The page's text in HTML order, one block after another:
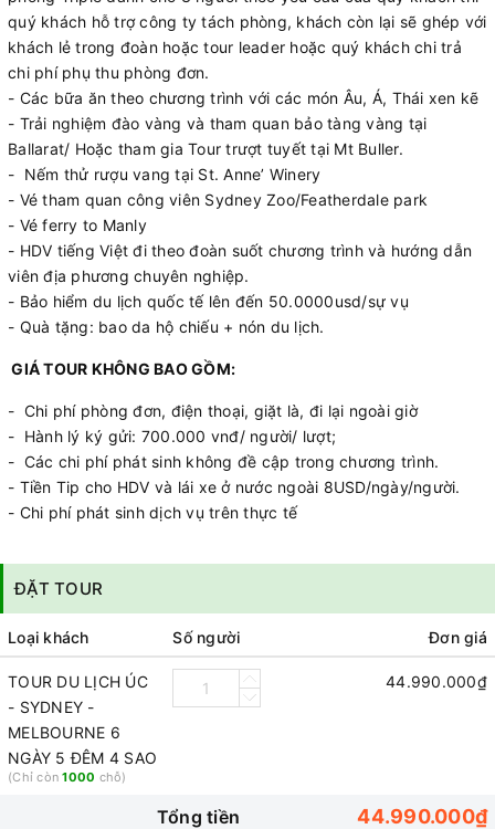
quý khách hỗ trợ công ty tách phòng, khách còn lại sẽ ghép với
khách lẻ trong đoàn hoặc tour leader hoặc quý khách chi trả
chi phí phụ thu phòng đơn.
- Các bữa ăn theo chương trình với các món Âu, Á, Thái xen kẽ
- Trải nghiệm đào vàng và tham quan bảo tàng vàng tại
Ballarat/ Hoặc tham gia Tour trượt tuyết tại Mt Buller.
- Nếm thử rượu vang tại St. Anne’ Winery
- Vé tham quan công viên Sydney Zoo/Featherdale park
- Vé ferry to Manly
- HDV tiếng Việt đi theo đoàn suốt chương trình và hướng dẫn
viên địa phương chuyên nghiệp.
- Bảo hiểm du lịch quốc tế lên đến 50.0000usd/sự vụ
- Quà tặng: bao da hộ chiếu + nón du lịch.
GIÁ TOUR KHÔNG BAO GỒM:
- Chi phí phòng đơn, điện thoại, giặt là, đi lại ngoài giờ
- Hành lý ký gửi: 700.000 vnđ/ người/ lượt;
- Các chi phí phát sinh không đề cập trong chương trình.
- Tiền Tip cho HDV và lái xe ở nước ngoài 8USD/ngày/người.
- Chi phí phát sinh dịch vụ trên thực tế
ĐẶT TOUR
Loại khách Số người Đơn giá
TOUR DU LỊCH ÚC
- SYDNEY -
MELBOURNE 6
NGÀY 5 ĐÊM 4 SAO
(Chỉ còn1000 chỗ)
44.990.000₫
Tổng tiền 44.990.000₫